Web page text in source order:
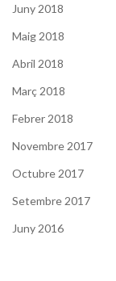
Juny 2018
Maig 2018
Abril 2018
Març 2018
Febrer 2018
Novembre 2017
Octubre 2017
Setembre 2017
Juny 2016